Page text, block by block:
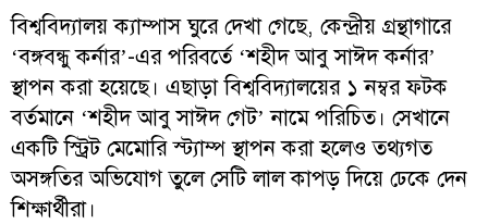
বিশ্ববিদ্যালয় ক্যাম্পাস ঘুরে দেখা গেছে, কেন্দ্রীয় গ্রন্থাগারে
‘বঙ্গবন্ধু কর্নার’-এর পরিবর্তে ‘শহীদ আবু সাঈদ কর্নার’
স্থাপন করা হয়েছে। এছাড়া বিশ্ববিদ্যালয়ের ১ নম্বর ফটক
বর্তমানে ‘শহীদ আবু সাঈদ গেট’ নামে পরিচিত। সেখানে
একটি স্ট্রিট মেমোরি স্ট্যাম্প স্থাপন করা হলেও তথ্যগত
অসঙ্গতির অভিযোগ তুলে সেটি লাল কাপড় দিয়ে ঢেকে দেন
শিক্ষার্থীরা।